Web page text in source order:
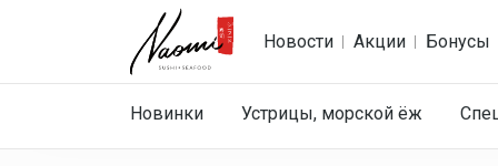
Новости Акции Бонусы
Новинки Устрицы, морской ёж